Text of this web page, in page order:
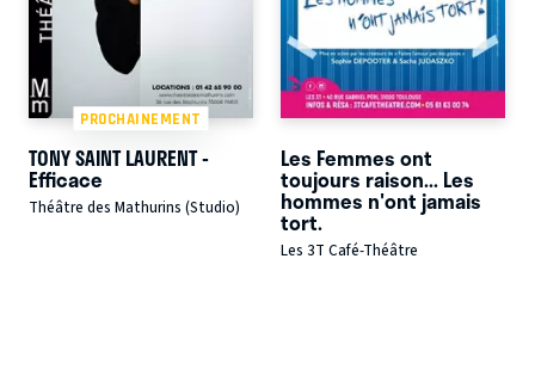
PROCHAINEMENT
TONY SAINT LAURENT -
Efficace
Théâtre des Mathurins (Studio)
Les Femmes ont
toujours raison... Les
hommes n'ont jamais
tort.
Les 3T Café-Théâtre